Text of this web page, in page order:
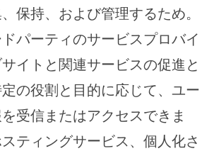
保持、および管理するため。
パーティのサービスプロバイ
イトと関連サービスの促進と
の役割と目的に応じて、ユー
受信またはアクセスできま
ティングサービス、個人化さ